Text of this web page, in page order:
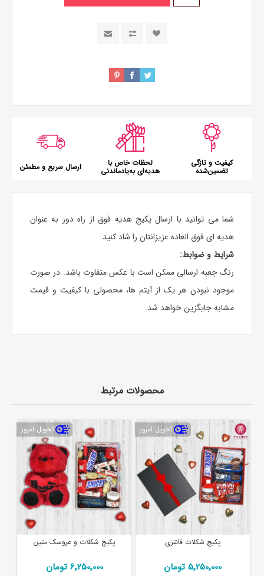
کیفیت و تازگی
تضمین‌شده
لحظات خاص با
هدیه‌ای به‌یادماندنی ارسال سریع و مطمئن
شما می توانید با ارسال پکیج هدیه فوق از راه دور به عنوان
هدیه‌ ای فوق العاده عزیزانتان را شاد کنید.
شرایط و ضوابط:
رنگ جعبه ارسالی ممکن است با عکس متفاوت باشد. در صورت
موجود نبودن هر یک از آیتم ها، محصولی با کیفیت و قیمت
مشابه جایگزین خواهد شد.
محصولات مرتبط
تحویل امروز
پکیج شکلات فانتزی
5٬250٬000 تومان
تحویل امروز
پکیج شکلات و عروسک متین
6٬250٬000 تومان